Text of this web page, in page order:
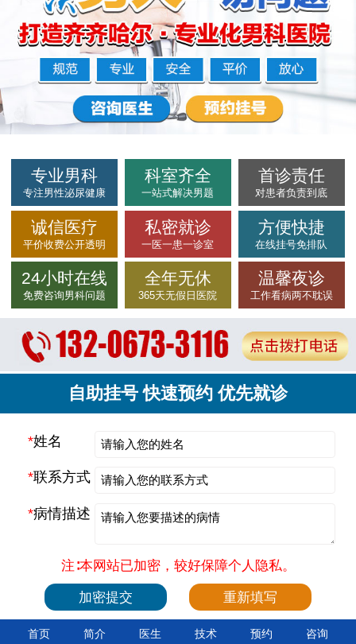
专业男科
专注男性泌尿健康
科室齐全
一站式解决男题
首诊责任
对患者负责到底
诚信医疗
平价收费公开透明
私密就诊
一医一患一诊室
方便快捷
在线挂号免排队
24小时在线
免费咨询男科问题
全年无休
365天无假日医院
温馨夜诊
工作看病两不耽误
自助挂号 快速预约 优先就诊
*姓名
*联系方式
*病情描述
注∶本网站已加密，较好保障个人隐私。
首页 简介 医生 技术 预约 咨询